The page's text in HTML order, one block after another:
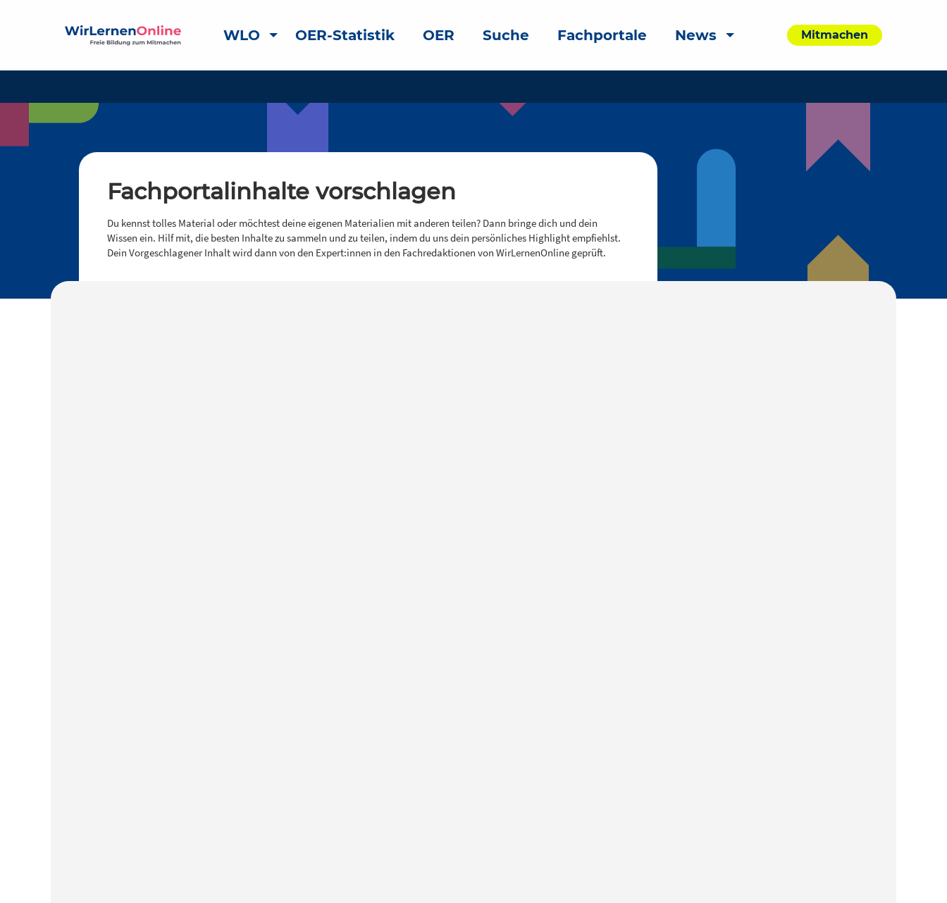
WLO OER-Statistik OER Suche Fachportale News Mitmachen
Fachportalinhalte vorschlagen
Du kennst tolles Material oder möchtest deine eigenen Materialien mit anderen teilen? Dann bringe dich und dein
Wissen ein. Hilf mit, die besten Inhalte zu sammeln und zu teilen, indem du uns dein persönliches Highlight empfiehlst.
Dein Vorgeschlagener Inhalt wird dann von den Expert:innen in den Fachredaktionen von WirLernenOnline geprüft.